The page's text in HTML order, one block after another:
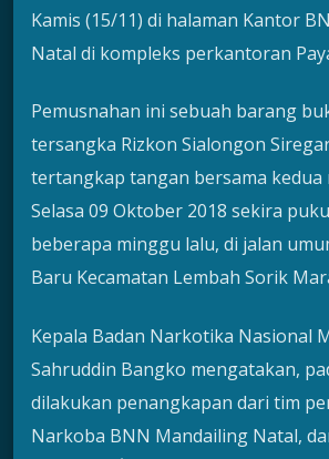
Kamis (15/11) di halaman Kantor
Natal di kompleks perkantoran
Pemusnahan ini sebuah barang
tersangka Rizkon Sialongon
tertangkap tangan bersama kedua
Selasa 09 Oktober 2018 sekira
beberapa minggu lalu, di jalan
Baru Kecamatan Lembah Sorik
Kepala Badan Narkotika Nasional
Sahruddin Bangko mengatakan,
dilakukan penangkapan dari tim
Narkoba BNN Mandailing Natal,